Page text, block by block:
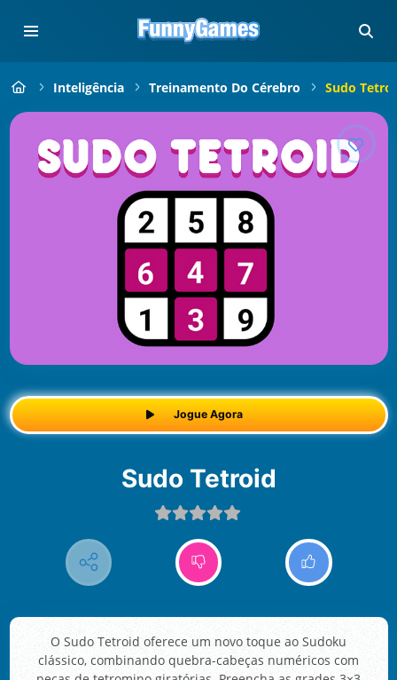
Inteligência Treinamento Do Cérebro Sudo
Jogue Agora
Sudo Tetroid
O Sudo Tetroid oferece um novo toque ao Sudoku
clássico, combinando quebra-cabeças numéricos com